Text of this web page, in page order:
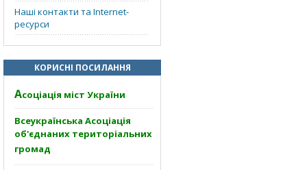
Наші контакти та Internet-
ресурси
КОРИСНІ ПОСИЛАННЯ
Асоціація міст України
Всеукраїнська Асоціація
об'єднаних територіальних
громад